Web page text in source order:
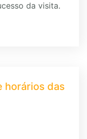
da visita.
horários das